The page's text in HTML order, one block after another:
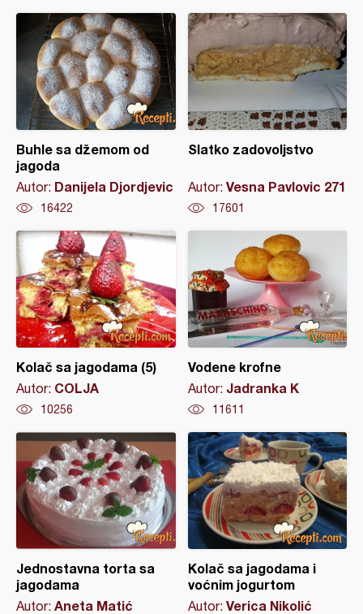
Buhle sa džemom od
jagoda
Autor: Danijela Djordjevic
16422
Slatko zadovoljstvo
Autor: Vesna Pavlovic 271
17601
Kolač sa jagodama (5)
Autor: COLJA
10256
Vodene krofne
Autor: Jadranka K
11611
Jednostavna torta sa
jagodama
Autor: Aneta Matić
Kolač sa jagodama i
voćnim jogurtom
Autor: Verica Nikolić